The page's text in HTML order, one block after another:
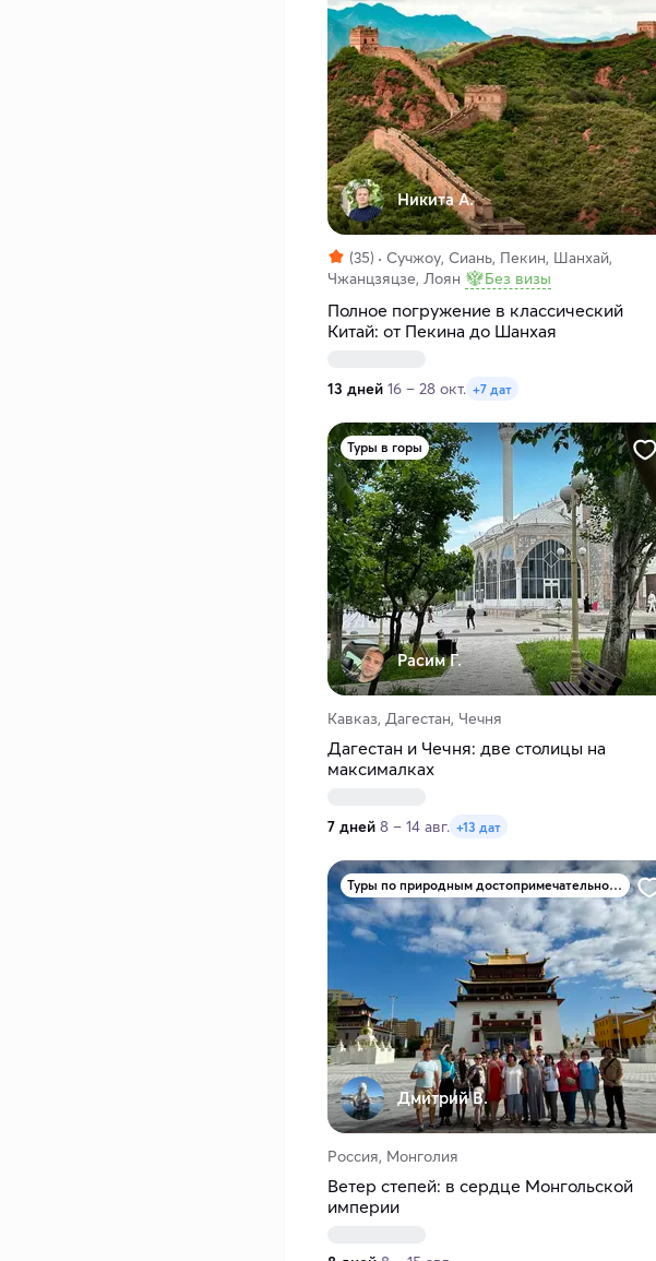
Никита А.
(35)
Сучжоу, Сиань, Пекин, Шанхай,
Чжанцзяцзе, Лоян
Без визы
Полное погружение в классический
Китай: от Пекина до Шанхая
13 дней 16 – 28 окт. +7 дат
Туры в горы
Расим Г.
Кавказ, Дагестан, Чечня
Дагестан и Чечня: две столицы на
максималках
7 дней 8 – 14 авг. +13 дат
Туры по природным достопримечательностям
Дмитрий В.
Россия, Монголия
Ветер степей: в сердце Монгольской
империи